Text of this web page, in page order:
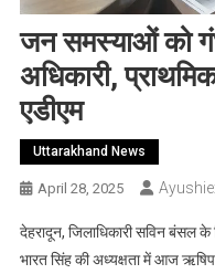
जन समस्याओं को
अधिकारी,
एडीएम
Uttarakhand News
April 28, 2025
देहरादून, जिलाधिकारी सविन बंसल
भारत सिंह की अध्यक्षता में आज